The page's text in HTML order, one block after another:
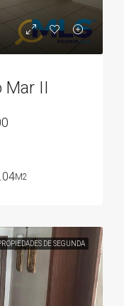
Mar II
M2
DE SEGUNDA